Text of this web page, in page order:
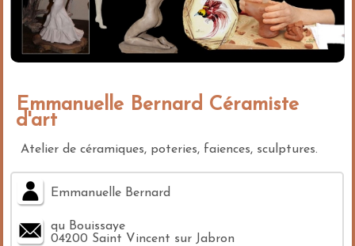
Emmanuelle Bernard Céramiste
d'art
Atelier de céramiques, poteries, faiences, sculptures.
Emmanuelle Bernard
qu Bouissaye
04200 Saint Vincent sur Jabron